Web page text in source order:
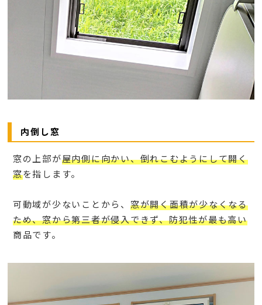
内倒し窓
窓の上部が屋内側に向かい、倒れこむようにして開く
窓を指します。
可動域が少ないことから、 窓が開く面積が少なくなる
ため、窓から第三者が侵入できず、防犯性が最も高い
商品です。